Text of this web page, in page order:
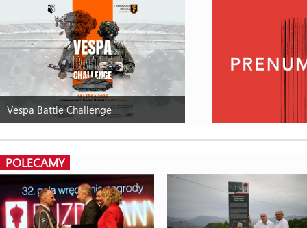
Vespa Battle Challenge
POLECAMY